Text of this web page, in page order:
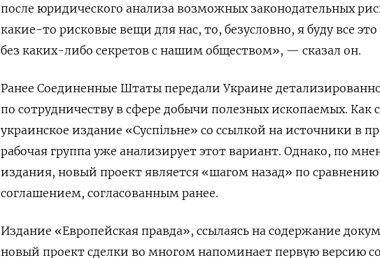
после юридического анализа возможных законодательных
какие-то рисковые вещи для нас, то, безусловно, я буду все
без каких-либо секретов с нашим обществом», — сказал он.
Ранее Соединенные Штаты передали Украине
по сотрудничеству в сфере добычи полезных ископаемых. Как
украинское издание «Суспільне» со ссылкой на источники в
рабочая группа уже анализирует этот вариант. Однако, по
издания, новый проект является «шагом назад» по
соглашением, согласованным ранее.
Издание «Европейская правда», ссылаясь на содержание
новый проект сделки во многом напоминает первую версию